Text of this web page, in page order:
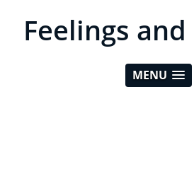
Feelings
MENU